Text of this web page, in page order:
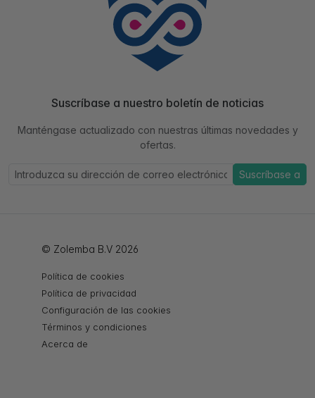
Suscríbase a nuestro boletín de noticias
Manténgase actualizado con nuestras últimas novedades y
ofertas.
Suscríbase a
© Zolemba B.V 2026
Política de cookies
Política de privacidad
Configuración de las cookies
Términos y condiciones
Acerca de